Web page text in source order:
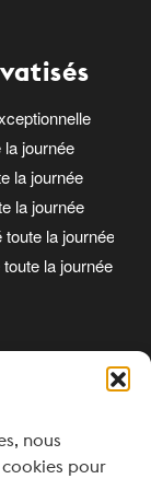
nous
pour
journée
la journée
la journée
toute la journée
la journée